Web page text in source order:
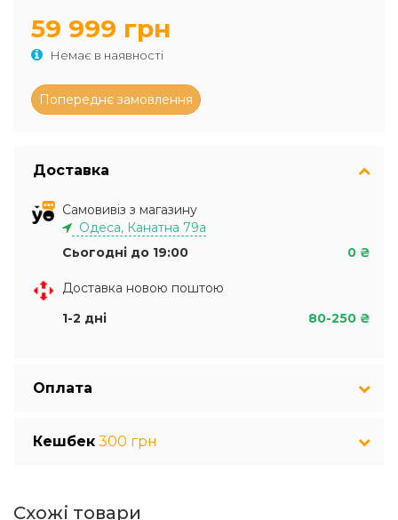
59 999 грн
Немає в наявності
Доставка
Самовивіз з магазину
Одеса, Канатна 79а
Сьогодні до 19:00
0 ₴
Доставка новою поштою
1-2 дні
80-250 ₴
Оплата
Кешбек 300 грн
Схожі товари